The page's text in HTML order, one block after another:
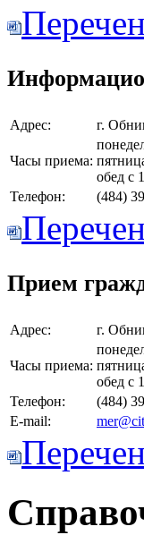
Адрес: г.
Часы приема:
обед с
Телефон:
(484)
Прием
Адрес: г.
Часы приема:
обед с
Телефон:
(484)
E-mail: